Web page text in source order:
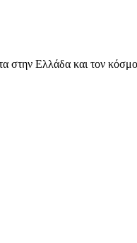
στην Ελλάδα και τον